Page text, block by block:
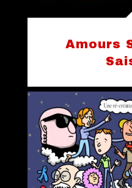
Amours